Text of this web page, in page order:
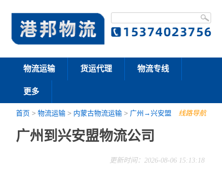
物流运输 货运代理 物流专线
更多
线路导航
首页 >物流运输 > 内蒙古物流运输 > 广州→兴安盟
广州到兴安盟物流公司
更新时间：2026-08-06 15:13:18